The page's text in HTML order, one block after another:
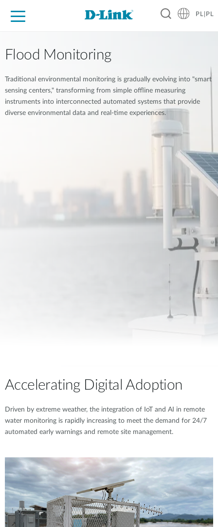
PL|PL
Flood Monitoring
Traditional environmental monitoring is gradually evolving into "smart
sensing centers," transforming from simple offline measuring
instruments into interconnected automated systems that provide
diverse environmental data and real-time experiences.
Accelerating Digital Adoption
Driven by extreme weather, the integration of IoT and AI in remote
water monitoring is rapidly increasing to meet the demand for 24/7
automated early warnings and remote site management.